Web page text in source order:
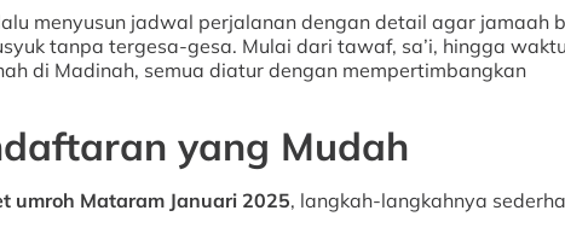
menyusun jadwal perjalanan dengan detail agar jamaah
tanpa tergesa-gesa. Mulai dari tawaf, sa’i, hingga waktu
di Madinah, semua diatur dengan mempertimbangkan
yang Mudah
umroh Mataram Januari 2025, langkah-langkahnya